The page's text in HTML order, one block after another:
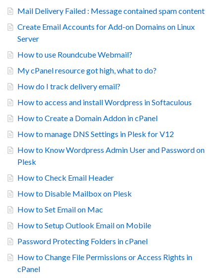
Mail Delivery Failed : Message contained spam content
Create Email Accounts for Add-on Domains on Linux
Server
How to use Roundcube Webmail?
My cPanel resource got high, what to do?
How do I track delivery email?
How to access and install Wordpress in Softaculous
How to Create a Domain Addon in cPanel
How to manage DNS Settings in Plesk for V12
How to Know Wordpress Admin User and Password on
Plesk
How to Check Email Header
How to Disable Mailbox on Plesk
How to Set Email on Mac
How to Setup Outlook Email on Mobile
Password Protecting Folders in cPanel
How to Change File Permissions or Access Rights in
cPanel